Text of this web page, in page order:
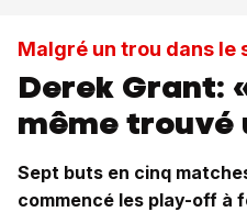
Malgré un trou dans le
Derek Grant:
même trouvé
Sept buts en cinq
commencé les play-off à